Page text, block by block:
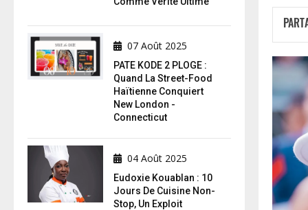
07 Août 2025
PATE KODE 2 PLOGE :
Quand La Street-Food
Haïtienne Conquiert
New London -
Connecticut
04 Août 2025
Eudoxie Kouablan : 10
Jours De Cuisine Non-
Stop, Un Exploit